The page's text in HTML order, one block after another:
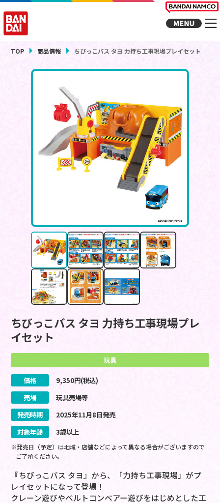
TOP 商品情報 ちびっこバス タヨ 力持ち工事現場プレイセット
ちびっこバス タヨ 力持ち工事現場プレ
イセット
玩具
価格 9,350円(税込)
売場
玩具売場等
発売時期
2025年11月8日発売
対象年齢
3歳以上
※発売日（予定）は地域・店舗などによって異なる場合がございますので
ご了承ください。
『ちびっこバス タヨ』から、「力持ち工事現場」がプ
レイセットになって登場！
クレーン遊びやベルトコンベアー遊びをはじめとした工